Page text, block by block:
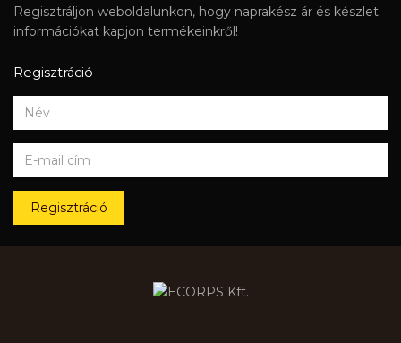
Regisztráljon weboldalunkon, hogy naprakész ár és készlet
információkat kapjon termékeinkről!
Regisztráció
Regisztráció